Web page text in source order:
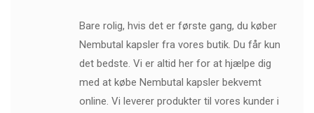
Bare rolig, hvis det er første gang, du køber
Nembutal kapsler fra vores butik. Du får kun
det bedste. Vi er altid her for at hjælpe dig
med at købe Nembutal kapsler bekvemt
online. Vi leverer produkter til vores kunder i